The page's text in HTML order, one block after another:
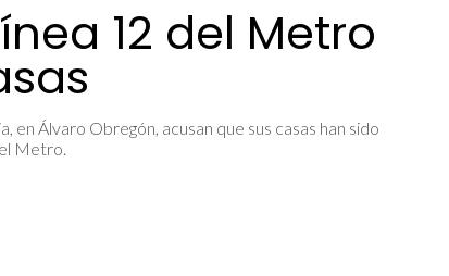
12 del Metro
Álvaro Obregón, acusan que sus casas han sido
Metro.